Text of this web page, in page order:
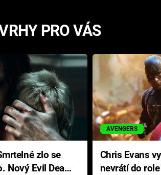
PRO VÁS
Nový Evil Dead
AVENGERS
Chris Evans
nevrátí do